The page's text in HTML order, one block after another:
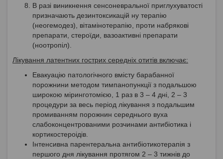
В разі виникнення сенсоневральної приглухуватості
призначають дезинтоксикацій ну терапію
(неогемодез), вітамінотерапію, проти набрякові
препарати, стероїди, вазоактивні препарати
(ноотропіл).
Лікування латентних гострих середніх отитів включає:
Евакуацію патологічного вмісту барабанної
порожнини методом тимпанопункції з подальшою
широкою міринготомією, 1 раз в 3 – 4 дні, 2 – 3
процедури за весь період лікування з подальшим
промиванням порожнин середнього вуха
слабоконцентрованими розчинами антибіотика і
кортикостероідів.
Інтенсивна парентеральна антибіотикотерапія з
першого дня лікування протягом 2 – 3 тижнів до